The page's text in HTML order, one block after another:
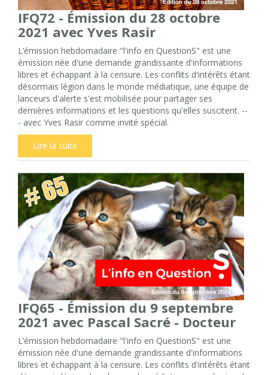
IFQ72 - Émission du 28 octobre
2021 avec Yves Rasir
L’émission hebdomadaire "l'info en QuestionS" est une
émission née d'une demande grandissante d'informations
libres et échappant à la censure. Les conflits d'intérêts étant
désormais légion dans le monde médiatique, une équipe de
lanceurs d'alerte s'est mobilisée pour partager ses
dernières informations et les questions qu'elles suscitent. --
- avec Yves Rasir comme invité spécial.
Lire la suite
IFQ65 - Émission du 9 septembre
2021 avec Pascal Sacré - Docteur
L’émission hebdomadaire "l'info en QuestionS" est une
émission née d'une demande grandissante d'informations
libres et échappant à la censure. Les conflits d'intérêts étant